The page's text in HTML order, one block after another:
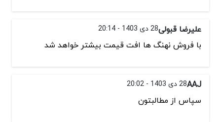
علیرضا قبولی28 دی 1403 - 20:14
با فروش نهنگ ها افت قیمت بیشتر خواهد شد
AAJ28 دی 1403 - 20:02
سپاس از مطالبتون